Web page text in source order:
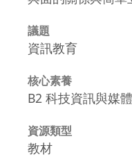
議題
資訊教育
核心素養
B2 科技資訊與媒
資源類型
教材